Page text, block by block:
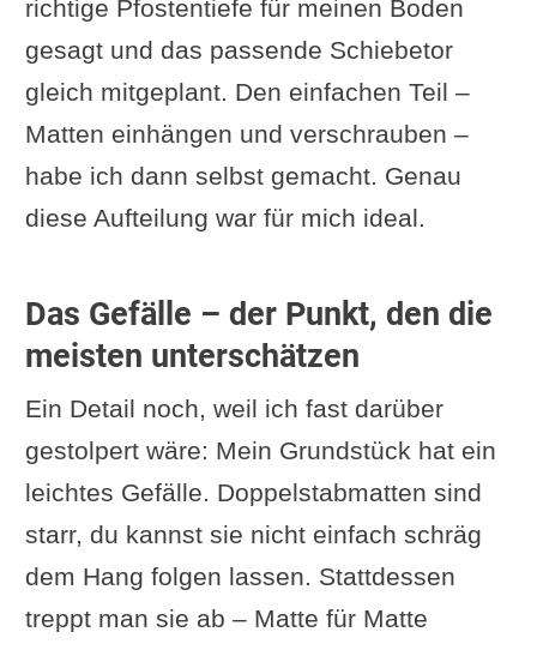
richtige Pfostentiefe für meinen Boden
gesagt und das passende Schiebetor
gleich mitgeplant. Den einfachen Teil –
Matten einhängen und verschrauben –
habe ich dann selbst gemacht. Genau
diese Aufteilung war für mich ideal.
Das Gefälle – der Punkt, den die
meisten unterschätzen
Ein Detail noch, weil ich fast darüber
gestolpert wäre: Mein Grundstück hat ein
leichtes Gefälle. Doppelstabmatten sind
starr, du kannst sie nicht einfach schräg
dem Hang folgen lassen. Stattdessen
treppt man sie ab – Matte für Matte